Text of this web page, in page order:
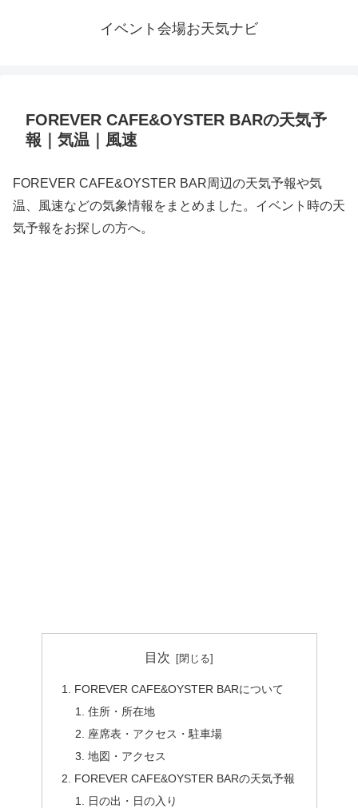
イベント会場お天気ナビ
FOREVER CAFE&OYSTER BARの天気予
報｜気温｜風速
FOREVER CAFE&OYSTER BAR周辺の天気予報や気
温、風速などの気象情報をまとめました。イベント時の天
気予報をお探しの方へ。
目次
FOREVER CAFE&OYSTER BARについて
住所・所在地
座席表・アクセス・駐車場
地図・アクセス
FOREVER CAFE&OYSTER BARの天気予報
日の出・日の入り